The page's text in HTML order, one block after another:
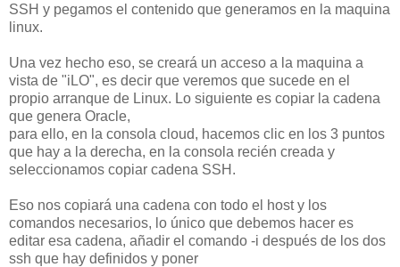
SSH y pegamos el contenido que generamos en la maquina
linux.
Una vez hecho eso, se creará un acceso a la maquina a
vista de "iLO", es decir que veremos que sucede en el
propio arranque de Linux. Lo siguiente es copiar la cadena
que genera Oracle,
para ello, en la consola cloud, hacemos clic en los 3 puntos
que hay a la derecha, en la consola recién creada y
seleccionamos copiar cadena SSH.
Eso nos copiará una cadena con todo el host y los
comandos necesarios, lo único que debemos hacer es
editar esa cadena, añadir el comando -i después de los dos
ssh que hay definidos y poner